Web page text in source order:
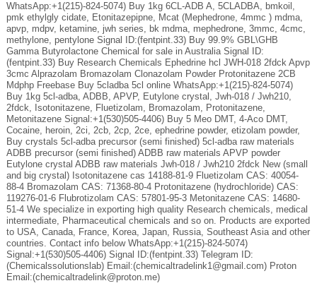
WhatsApp:+1(215)-824-5074) Buy 1kg 6CL-ADB A, 5CLADBA, bmkoil,
pmk ethylgly cidate, Etonitazepipne, Mcat (Mephedrone, 4mmc ) mdma,
apvp, mdpv, ketamine, jwh series, bk mdma, mephedrone, 3mmc, 4cmc,
methylone, pentylone Signal ID:(fentpint.33) Buy 99.9% GBL\GHB
Gamma Butyrolactone Chemical for sale in Australia Signal ID:
(fentpint.33) Buy Research Chemicals Ephedrine hcl JWH-018 2fdck Apvp
3cmc Alprazolam Bromazolam Clonazolam Powder Protonitazene 2CB
Mdphp Freebase Buy 5cladba 5cl online WhatsApp:+1(215)-824-5074)
Buy 1kg 5cl-adba, ADBB, APVP, Eutylone crystal, Jwh-018 / Jwh210,
2fdck, Isotonitazene, Fluetizolam, Bromazolam, Protonitazene,
Metonitazene Signal:+1(530)505-4406) Buy 5 Meo DMT, 4-Aco DMT,
Cocaine, heroin, 2ci, 2cb, 2cp, 2ce, ephedrine powder, etizolam powder,
Buy crystals 5cl-adba precursor (semi finished) 5cl-adba raw materials
ADBB precursor (semi finished) ADBB raw materials APVP powder
Eutylone crystal ADBB raw materials Jwh-018 / Jwh210 2fdck New (small
and big crystal) Isotonitazene cas 14188-81-9 Fluetizolam CAS: 40054-
88-4 Bromazolam CAS: 71368-80-4 Protonitazene (hydrochloride) CAS:
119276-01-6 Flubrotizolam CAS: 57801-95-3 Metonitazene CAS: 14680-
51-4 We specialize in exporting high quality Research chemicals, medical
intermediate, Pharmaceutical chemicals and so on. Products are exported
to USA, Canada, France, Korea, Japan, Russia, Southeast Asia and other
countries. Contact info below WhatsApp:+1(215)-824-5074)
Signal:+1(530)505-4406) Signal ID:(fentpint.33) Telegram ID:
(Chemicalssolutionslab) Email:(chemicaltradelink1@gmail.com) Proton
Email:(chemicaltradelink@proton.me)